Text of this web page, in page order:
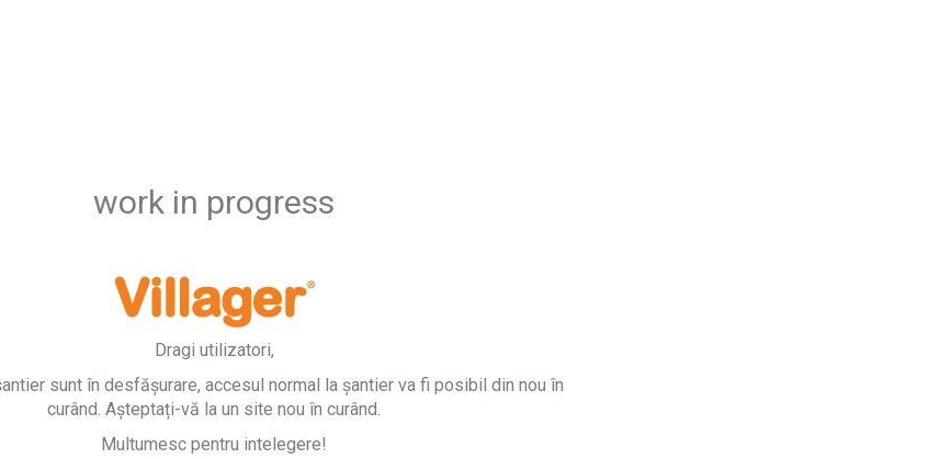
work in progress
Dragi utilizatori,
sunt în desfășurare, accesul normal la șantier va fi posibil din nou în
curând. Așteptați-vă la un site nou în curând.
Multumesc pentru intelegere!